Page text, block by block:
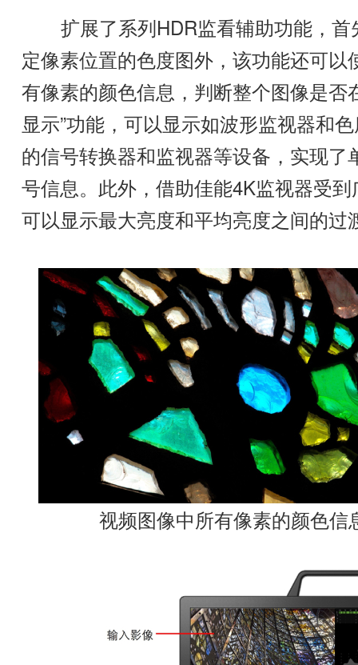
扩展了系列HDR监看辅助功能，首
定像素位置的色度图外，该功能还可
有像素的颜色信息，判断整个图像是
显示”功能，可以显示如波形监视器和
的信号转换器和监视器等设备，实现
号信息。此外，借助佳能4K监视器受到
可以显示最大亮度和平均亮度之间的
视频图像中所有像素的颜色